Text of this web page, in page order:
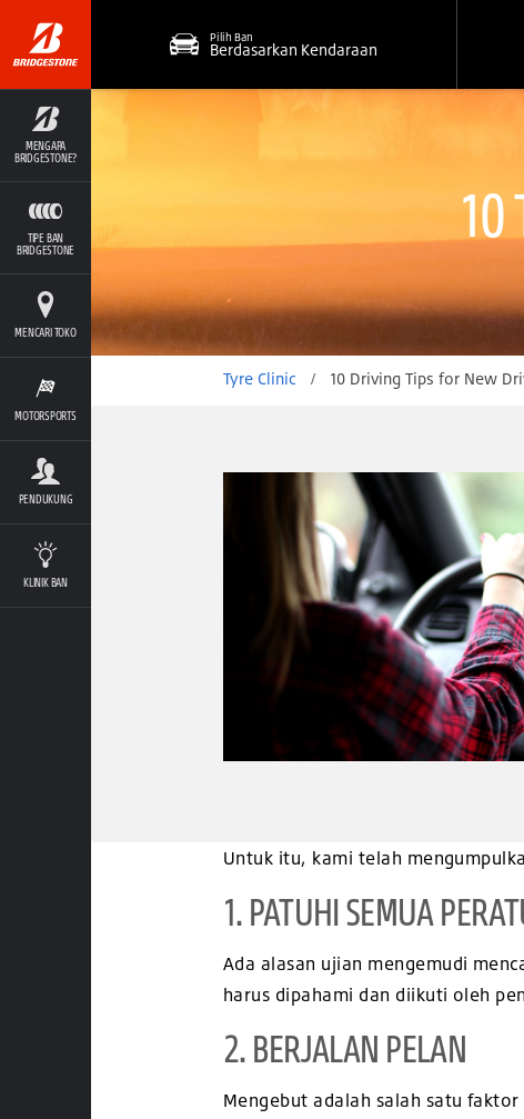
MENGAPA
BRIDGESTONE?
TIPE BAN
BRIDGESTONE
MENCARI TOKO
MOTORSPORTS
PENDUKUNG
KLINIK BAN
Pilih Ban
Berdasarkan Kendaraan
10
Tyre Clinic / 10 Driving Tips for New
Untuk itu, kami telah
1. PATUHI SEMUA
Ada alasan ujian mengemudi
harus dipahami dan diikuti oleh
2. BERJALAN PELAN
Mengebut adalah salah satu